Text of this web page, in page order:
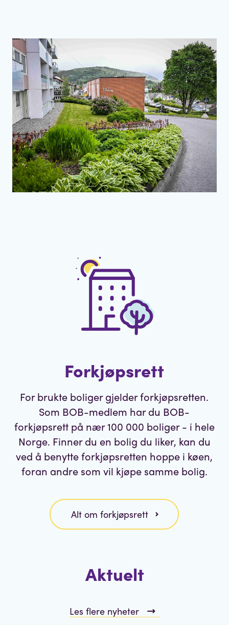
Forkjøpsrett
For brukte boliger gjelder forkjøpsretten.
Som BOB-medlem har du BOB-
forkjøpsrett på nær 100 000 boliger - i hele
Norge. Finner du en bolig du liker, kan du
ved å benytte forkjøpsretten hoppe i køen,
foran andre som vil kjøpe samme bolig.
Alt om forkjøpsrett
Aktuelt
Les flere nyheter